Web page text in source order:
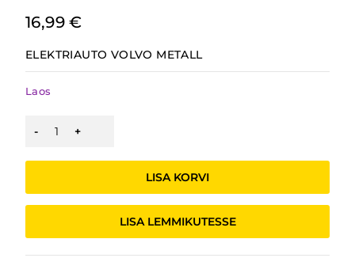
16,99€
ELEKTRIAUTO VOLVO METALL
Laos
METALL
LISA KORVI
LISA LEMMIKUTESSE